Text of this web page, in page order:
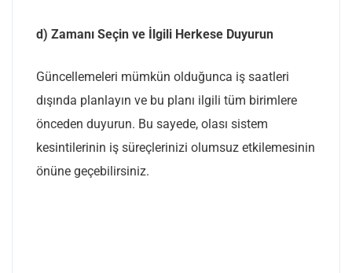
d) Zamanı Seçin ve İlgili Herkese Duyurun
Güncellemeleri mümkün olduğunca iş saatleri
dışında planlayın ve bu planı ilgili tüm birimlere
önceden duyurun. Bu sayede, olası sistem
kesintilerinin iş süreçlerinizi olumsuz etkilemesinin
önüne geçebilirsiniz.